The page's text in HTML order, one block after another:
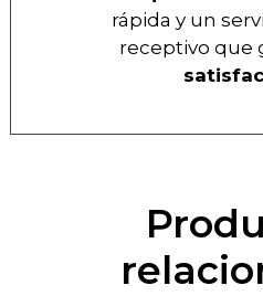
rápida y un
receptivo que